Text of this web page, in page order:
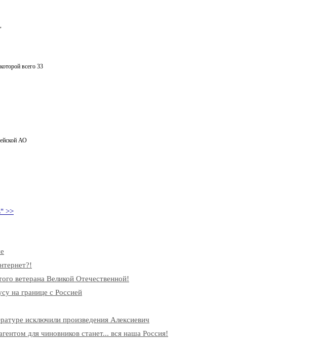
всего 33
АО
>>
ветерана Великой Отечественной!
на границе с Россией
исключили произведения Алексиевич
для чиновников станет... вся наша Россия!